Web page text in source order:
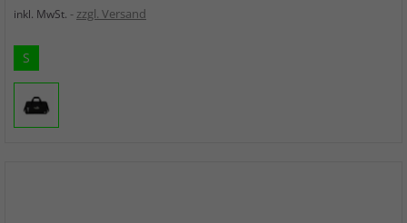
inkl. MwSt. zzgl. Versand
S